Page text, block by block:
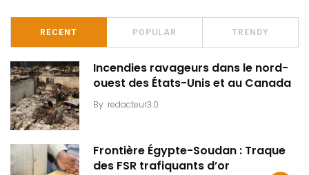
RECENT POPULAR TRENDY
Incendies ravageurs dans le nord-
ouest des États-Unis et au Canada
By redacteur3.0
Frontière Égypte-Soudan : Traque
des FSR trafiquants d’or